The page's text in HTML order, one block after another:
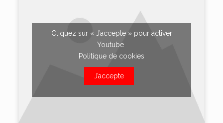
Cliquez sur « J’accepte » pour activer
Youtube
Politique de cookies
J’accepte